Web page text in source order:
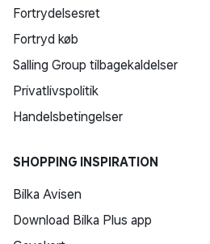
Fortrydelsesret
Fortryd køb
Salling Group tilbagekaldelser
Privatlivspolitik
Handelsbetingelser
SHOPPING INSPIRATION
Bilka Avisen
Download Bilka Plus app